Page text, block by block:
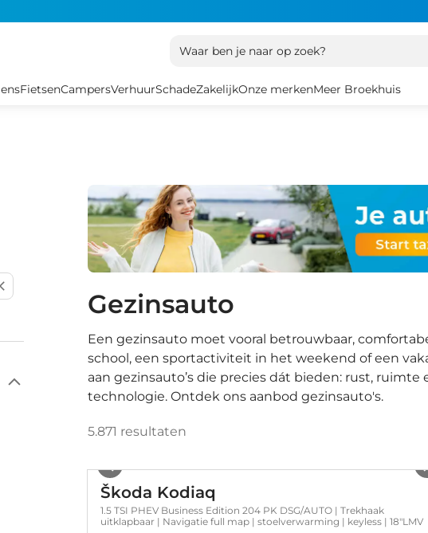
Waar ben je naar op zoek?
FietsenCampersVerhuurSchadeZakelijkOnze merkenMeer Broekhuis
Gezinsauto
Een gezinsauto moet vooral betrouwbaar,
school, een sportactiviteit in het weekend of een
aan gezinsauto’s die precies dát bieden: rust,
technologie. Ontdek ons aanbod gezinsauto's.
5.871 resultaten
Škoda Kodiaq
1.5 TSI PHEV Business Edition 204 PK DSG/AUTO | Trekhaak
uitklapbaar | Navigatie full map | stoelverwarming | keyless | 18"LMV